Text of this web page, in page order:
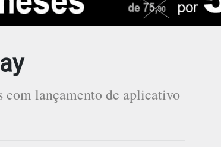
com lançamento de aplicativo